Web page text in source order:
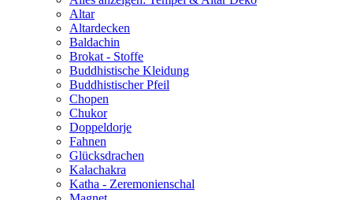
Altar
Altardecken
Baldachin
Brokat - Stoffe
Buddhistische Kleidung
Buddhistischer Pfeil
Chopen
Chukor
Doppeldorje
Fahnen
Glücksdrachen
Kalachakra
Katha - Zeremonienschal